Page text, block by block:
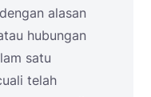
alasan
hubungan
satu
telah